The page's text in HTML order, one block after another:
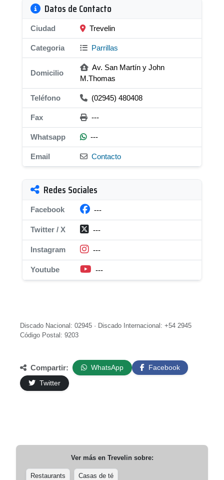
Datos de Contacto
Ciudad Trevelin
Categoria Parrillas
Domicilio
Av. San Martín y John
M.Thomas
Teléfono (02945) 480408
Fax ---
Whatsapp ---
Email Contacto
Redes Sociales
Facebook ---
Twitter / X ---
Instagram ---
Youtube ---
Discado Nacional: 02945 · Discado Internacional: +54 2945
Código Postal: 9203
Compartir: WhatsApp
Facebook
Twitter
Ver más en Trevelinsobre:
Restaurants Casas de té